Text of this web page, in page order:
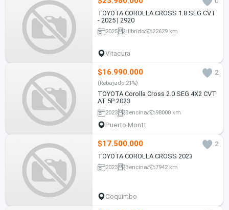
TOYOTA COROLLA CROSS 1.8 SEG CVT
- 2025 | 2920
2025 Híbrido 22629 km
Vitacura
$16.990.000 2
(Rebajado 21%)
TOYOTA Corolla Cross 2.0 SEG 4X2 CVT
AT 5P 2023
2023 Bencina 98000 km
Puerto Montt
$17.500.000
2
TOYOTA COROLLA CROSS 2023
2023 Bencina 7942 km
Coquimbo